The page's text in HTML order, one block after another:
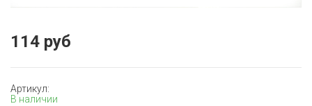
114 руб
Артикул:
В наличии